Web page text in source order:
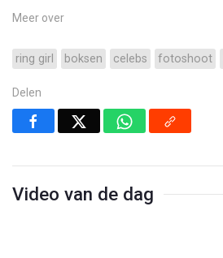
Meer over
ring girl boksen celebs fotoshoot
Delen
Video van de dag